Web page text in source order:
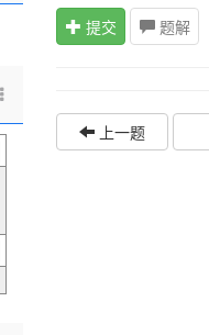
提交 题解
上一题